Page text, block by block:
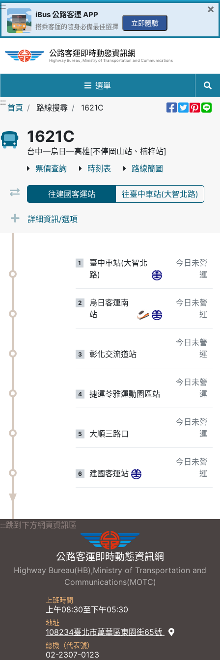
跳到主要內容區
:::
iBus 公路客運 APP
搭乘客運的隨身必備最佳選擇 立即體驗
×
公路客運即時動態資訊網
Highway Bureau, Ministry of Transportation and Communications
選單
:::
首頁 路線搜尋 1621C 分享到
分享
分
1621C
台中─烏日─高雄[不停岡山站、楠梓站]
票價查詢 時刻表 路線簡圖
往建國客運站 往臺中車站(大智北路)
詳細資訊/選項
1
臺中車站(大智北
路)
今日未營
運
2
烏日客運南
站
今日未營
運
3 彰化交流道站
今日未營
運
4 捷運苓雅運動園區站
今日未營
運
5 大順三路口
今日未營
運
6 建國客運站
今日未營
運
:::跳到下方網頁資訊區
公路客運即時動態資訊網
Highway Bureau(HB),Ministry of Transportation and
Communications(MOTC)
上班時間
上午08:30至下午05:30
地址
108234臺北市萬華區東園街65號
總機（代表號）
02-2307-0123